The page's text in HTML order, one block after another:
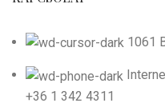
1061
+36 1 342 4311